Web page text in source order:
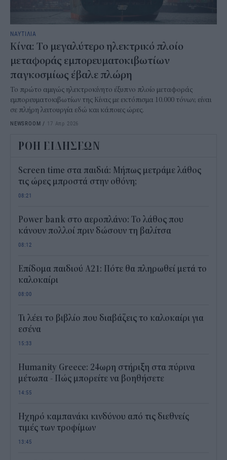
ΝΑΥΤΙΛΙΑ
Κίνα: Το μεγαλύτερο ηλεκτρικό πλοίο
μεταφοράς εμπορευματοκιβωτίων
παγκοσμίως έβαλε πλώρη
Το πρώτο αμιγώς ηλεκτροκίνητο έξυπνο πλοίο μεταφοράς
εμπορευματοκιβωτίων της Κίνας με εκτόπισμα 10.000 τόνων, είναι
σε πλήρη λειτουργία εδώ και κάποιες ώρες.
NEWSROOM / 17 Απρ 2026
ΡΟΗ ΕΙΔΗΣΕΩΝ
Screen time στα παιδιά: Μήπως μετράμε λάθος
τις ώρες μπροστά στην οθόνη;
08:21
Power bank στο αεροπλάνο: Το λάθος που
κάνουν πολλοί πριν δώσουν τη βαλίτσα
08:12
Επίδομα παιδιού Α21: Πότε θα πληρωθεί μετά το
καλοκαίρι
08:00
Τι λέει το βιβλίο που διαβάζεις το καλοκαίρι για
εσένα
15:33
Humanity Greece: 24ωρη στήριξη στα πύρινα
μέτωπα - Πώς μπορείτε να βοηθήσετε
14:55
Ηχηρό καμπανάκι κινδύνου από τις διεθνείς
τιμές των τροφίμων
13:45